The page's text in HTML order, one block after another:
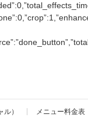
） メニュー料金表